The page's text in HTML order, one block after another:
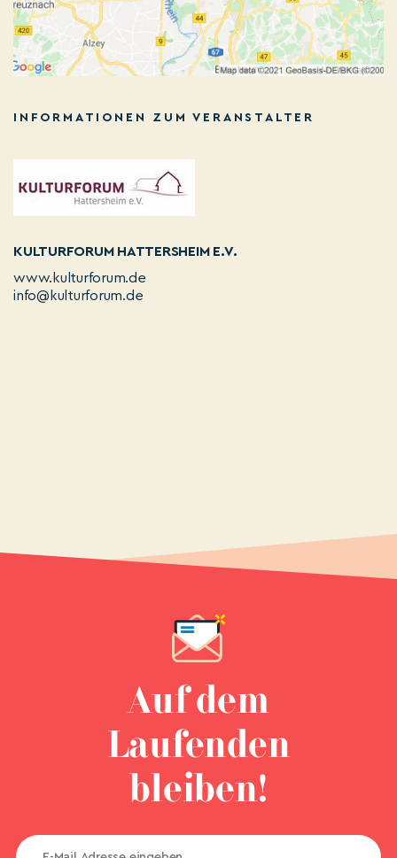
INFORMATIONEN ZUM VERANSTALTER
KULTURFORUM HATTERSHEIM E.V.
www.kulturforum.de
info@kulturforum.de
Auf dem
Laufenden
bleiben!